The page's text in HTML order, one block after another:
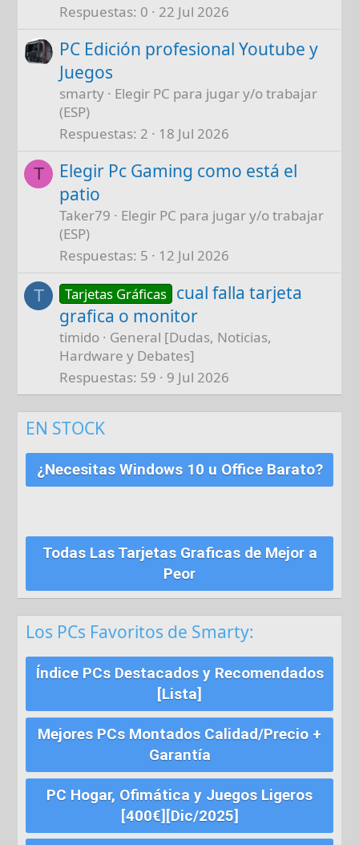
Respuestas 0 22 Jul 2026
PC Edición profesional Youtube y
Juegos
smarty
Elegir PC para jugar y/o trabajar
(ESP)
Respuestas 2 18 Jul 2026
T
Elegir Pc Gaming como está el
patio
Taker79
Elegir PC para jugar y/o trabajar
(ESP)
Respuestas 5 12 Jul 2026
T Tarjetas Gráficas cual falla tarjeta
grafica o monitor
timido
General [Dudas, Noticias,
Hardware y Debates]
Respuestas 59 9 Jul 2026
EN STOCK
¿Necesitas Windows 10 u Office Barato?
Todas Las Tarjetas Graficas de Mejor a
Peor
Los PCs Favoritos de Smarty:
Índice PCs Destacados y Recomendados
[Lista]
Mejores PCs Montados Calidad/Precio +
Garantía
PC Hogar, Ofimática y Juegos Ligeros
[400€][Dic/2025]